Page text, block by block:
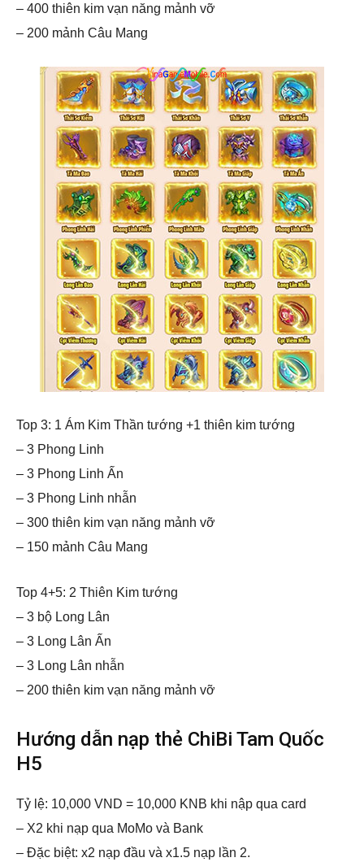
– 400 thiên kim vạn năng mảnh vỡ
– 200 mảnh Câu Mang
Top 3: 1 Ám Kim Thần tướng +1 thiên kim tướng
– 3 Phong Linh
– 3 Phong Linh Ấn
– 3 Phong Linh nhẫn
– 300 thiên kim vạn năng mảnh vỡ
– 150 mảnh Câu Mang
Top 4+5: 2 Thiên Kim tướng
– 3 bộ Long Lân
– 3 Long Lân Ấn
– 3 Long Lân nhẫn
– 200 thiên kim vạn năng mảnh vỡ
Hướng dẫn nạp thẻ ChiBi Tam Quốc
H5
Tỷ lệ: 10,000 VND = 10,000 KNB khi nập qua card
– X2 khi nạp qua MoMo và Bank
– Đặc biệt: x2 nạp đầu và x1.5 nạp lần 2.